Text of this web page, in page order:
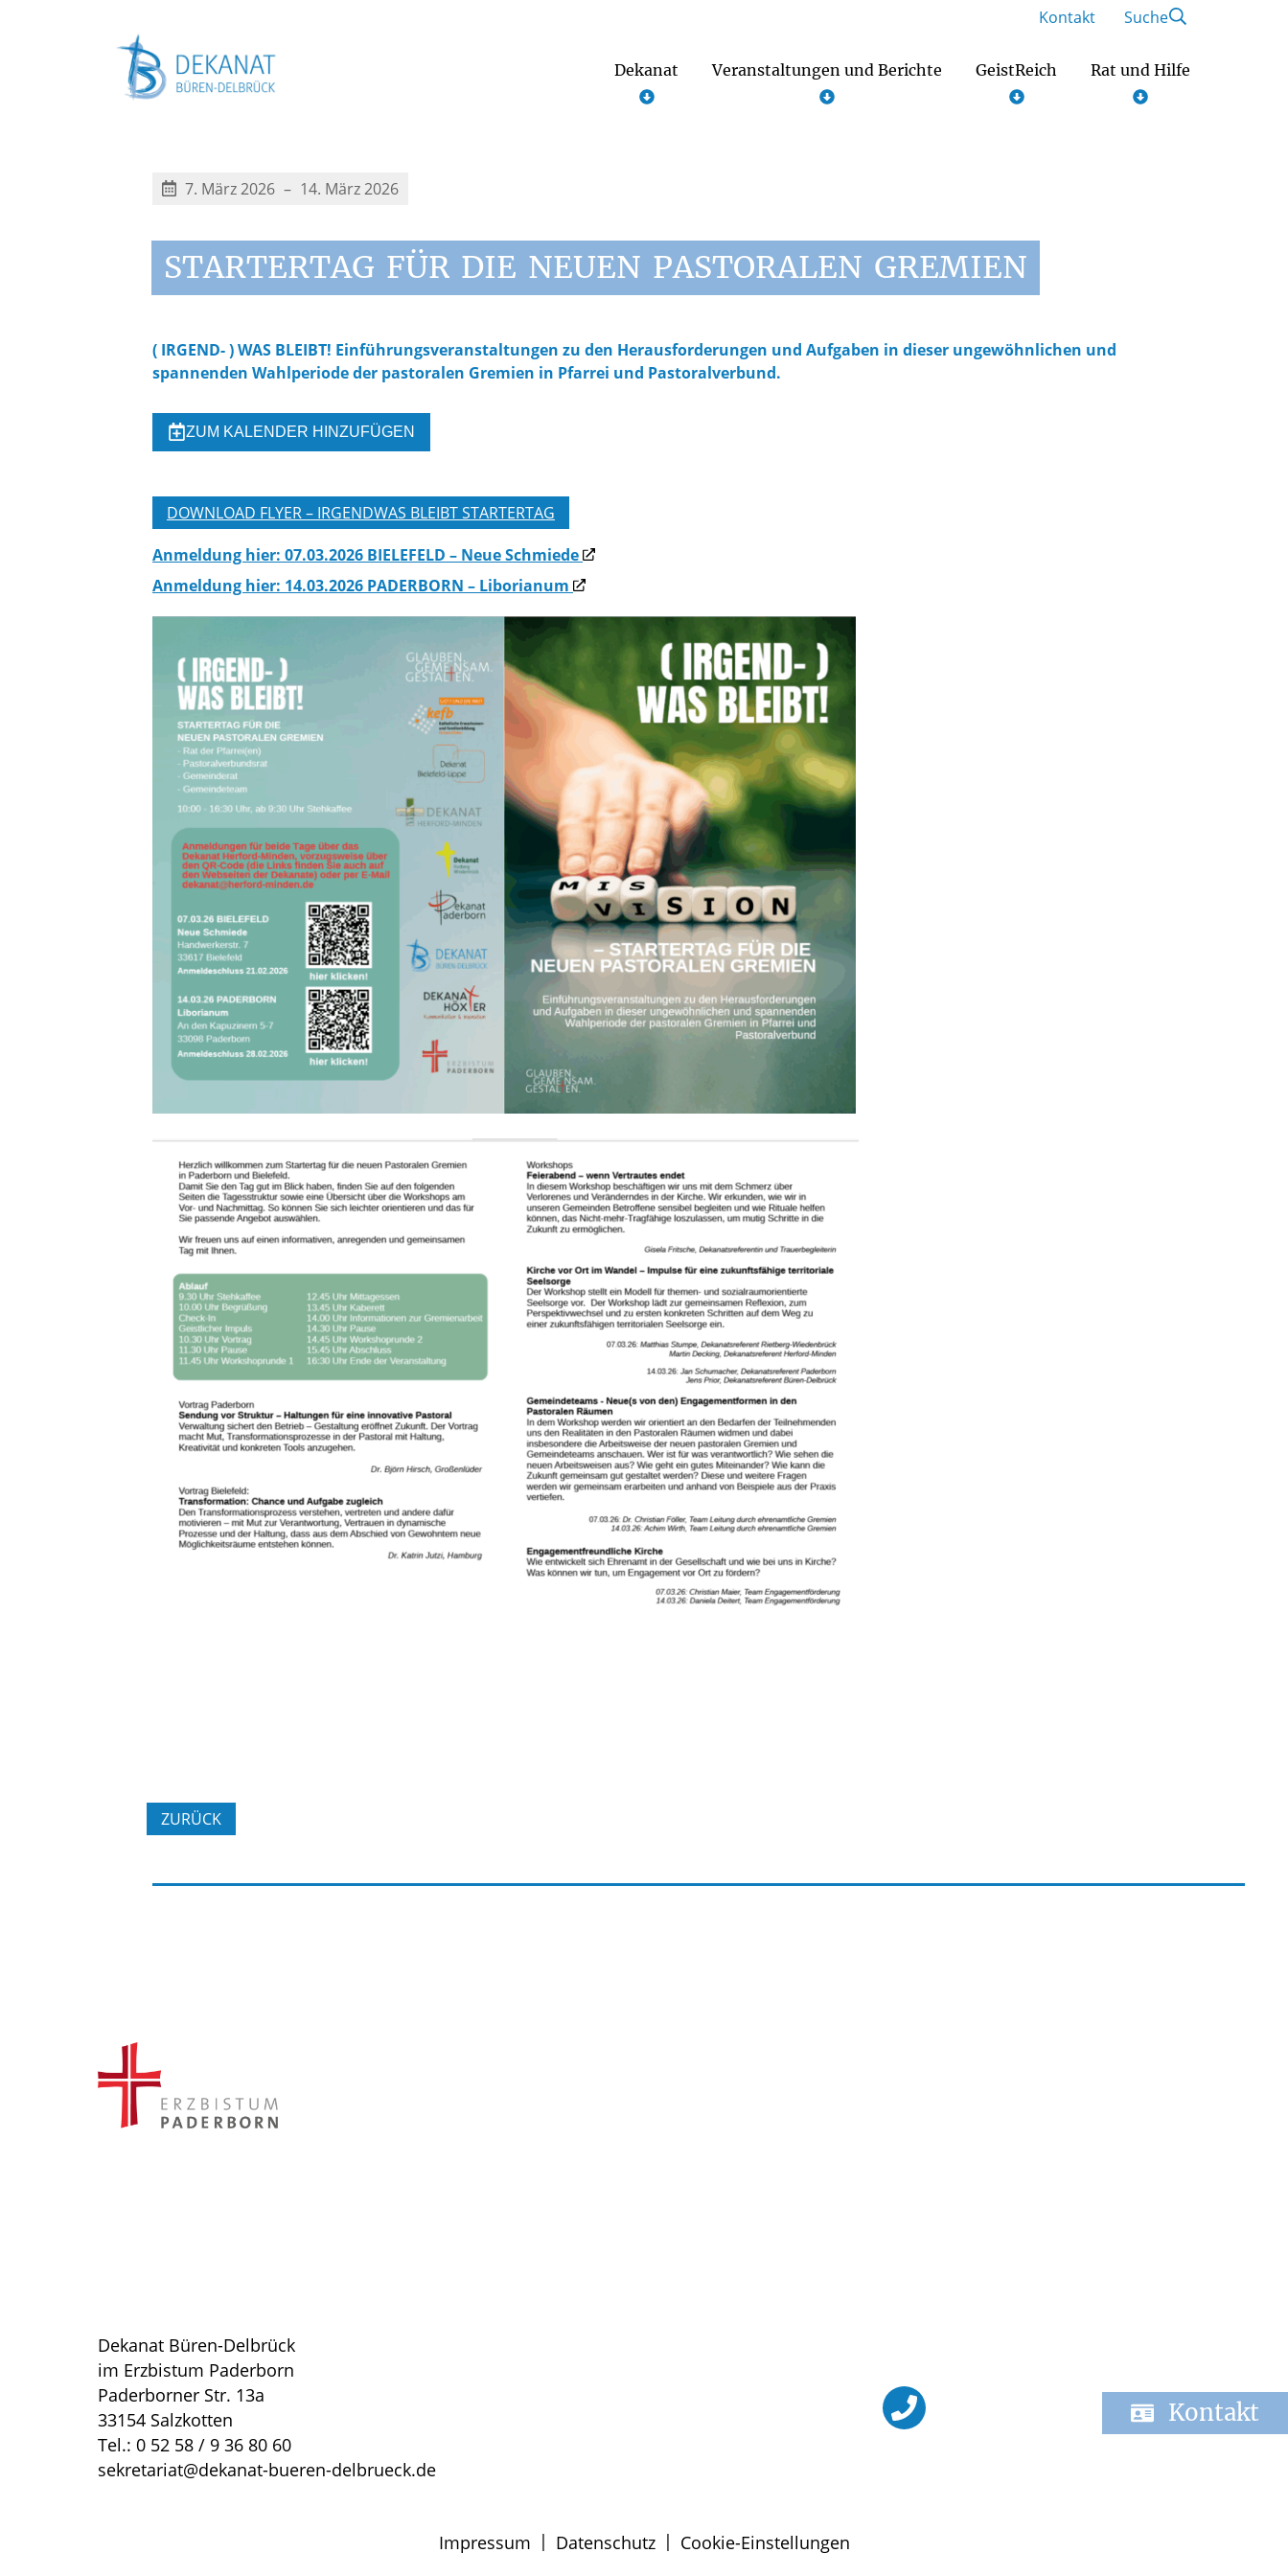
Dekanat Veranstaltungen und Berichte GeistReich Rat und Hilfe
Kontakt Suche
7. März 2026 14. März 2026
STARTERTAG FÜR DIE NEUEN PASTORALEN GREMIEN
( IRGEND- ) WAS BLEIBT! Einführungsveranstaltungen zu den Herausforderungen und Aufgaben in dieser ungewöhnlichen und
spannenden Wahlperiode der pastoralen Gremien in Pfarrei und Pastoralverbund.
ZUM KALENDER HINZUFÜGEN
DOWNLOAD FLYER – IRGENDWAS BLEIBT STARTERTAG
Anmeldung hier: 07.03.2026 BIELEFELD – Neue Schmiede
Anmeldung hier: 14.03.2026 PADERBORN – Liborianum
ZURÜCK
Kontakt
Dekanat Büren-Delbrück
im Erzbistum Paderborn
Paderborner Str. 13a
33154 Salzkotten
Tel.: 0 52 58 / 9 36 80 60
sekretariat@dekanat-bueren-delbrueck.de
Impressum | Datenschutz | Cookie-Einstellungen